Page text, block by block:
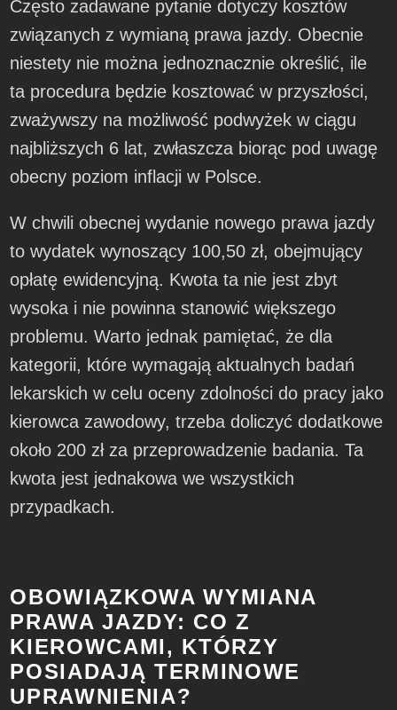
Często zadawane pytanie dotyczy kosztów
związanych z wymianą prawa jazdy. Obecnie
niestety nie można jednoznacznie określić, ile
ta procedura będzie kosztować w przyszłości,
zważywszy na możliwość podwyżek w ciągu
najbliższych 6 lat, zwłaszcza biorąc pod uwagę
obecny poziom inflacji w Polsce.
W chwili obecnej wydanie nowego prawa jazdy
to wydatek wynoszący 100,50 zł, obejmujący
opłatę ewidencyjną. Kwota ta nie jest zbyt
wysoka i nie powinna stanowić większego
problemu. Warto jednak pamiętać, że dla
kategorii, które wymagają aktualnych badań
lekarskich w celu oceny zdolności do pracy jako
kierowca zawodowy, trzeba doliczyć dodatkowe
około 200 zł za przeprowadzenie badania. Ta
kwota jest jednakowa we wszystkich
przypadkach.
OBOWIĄZKOWA WYMIANA
PRAWA JAZDY: CO Z
KIEROWCAMI, KTÓRZY
POSIADAJĄ TERMINOWE
UPRAWNIENIA?